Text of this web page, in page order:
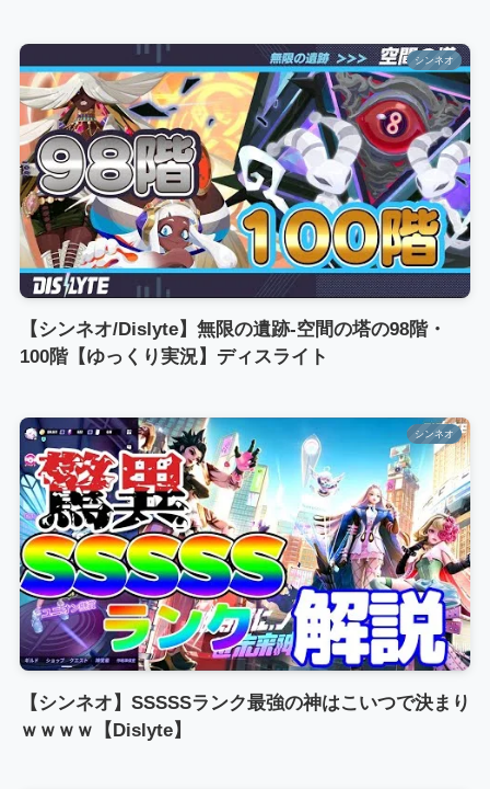
シンネオ
【シンネオ/Dislyte】無限の遺跡-空間の塔の98階・
100階【ゆっくり実況】ディスライト
シンネオ
【シンネオ】SSSSSランク最強の神はこいつで決まり
ｗｗｗｗ【Dislyte】